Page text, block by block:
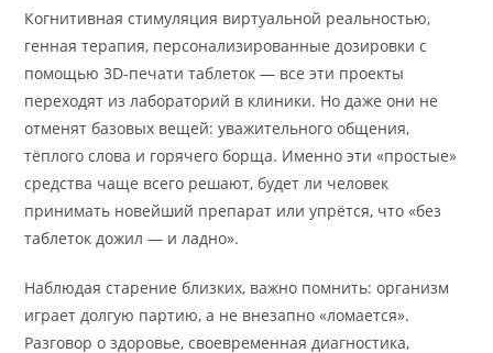
Когнитивная стимуляция виртуальной реальностью,
генная терапия, персонализированные дозировки с
помощью 3D-печати таблеток — все эти проекты
переходят из лабораторий в клиники. Но даже они не
отменят базовых вещей: уважительного общения,
тёплого слова и горячего борща. Именно эти «простые»
средства чаще всего решают, будет ли человек
принимать новейший препарат или упрётся, что «без
таблеток дожил — и ладно».
Наблюдая старение близких, важно помнить: организм
играет долгую партию, а не внезапно «ломается».
Разговор о здоровье, своевременная диагностика,